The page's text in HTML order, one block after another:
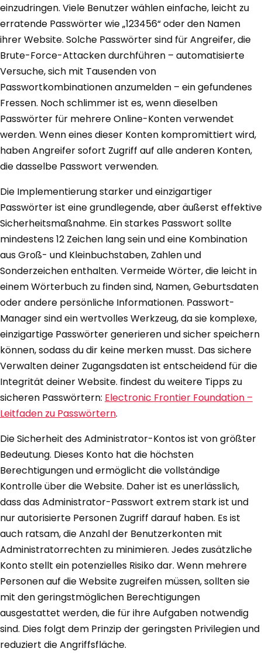
einzudringen. Viele Benutzer wählen einfache, leicht zu
erratende Passwörter wie „123456“ oder den Namen
ihrer Website. Solche Passwörter sind für Angreifer, die
Brute-Force-Attacken durchführen – automatisierte
Versuche, sich mit Tausenden von
Passwortkombinationen anzumelden – ein gefundenes
Fressen. Noch schlimmer ist es, wenn dieselben
Passwörter für mehrere Online-Konten verwendet
werden. Wenn eines dieser Konten kompromittiert wird,
haben Angreifer sofort Zugriff auf alle anderen Konten,
die dasselbe Passwort verwenden.
Die Implementierung starker und einzigartiger
Passwörter ist eine grundlegende, aber äußerst effektive
Sicherheitsmaßnahme. Ein starkes Passwort sollte
mindestens 12 Zeichen lang sein und eine Kombination
aus Groß- und Kleinbuchstaben, Zahlen und
Sonderzeichen enthalten. Vermeide Wörter, die leicht in
einem Wörterbuch zu finden sind, Namen, Geburtsdaten
oder andere persönliche Informationen. Passwort-
Manager sind ein wertvolles Werkzeug, da sie komplexe,
einzigartige Passwörter generieren und sicher speichern
können, sodass du dir keine merken musst. Das sichere
Verwalten deiner Zugangsdaten ist entscheidend für die
Integrität deiner Website. findest du weitere Tipps zu
sicheren Passwörtern: Electronic Frontier Foundation –
Leitfaden zu Passwörtern.
Die Sicherheit des Administrator-Kontos ist von größter
Bedeutung. Dieses Konto hat die höchsten
Berechtigungen und ermöglicht die vollständige
Kontrolle über die Website. Daher ist es unerlässlich,
dass das Administrator-Passwort extrem stark ist und
nur autorisierte Personen Zugriff darauf haben. Es ist
auch ratsam, die Anzahl der Benutzerkonten mit
Administratorrechten zu minimieren. Jedes zusätzliche
Konto stellt ein potenzielles Risiko dar. Wenn mehrere
Personen auf die Website zugreifen müssen, sollten sie
mit den geringstmöglichen Berechtigungen
ausgestattet werden, die für ihre Aufgaben notwendig
sind. Dies folgt dem Prinzip der geringsten Privilegien und
reduziert die Angriffsfläche.